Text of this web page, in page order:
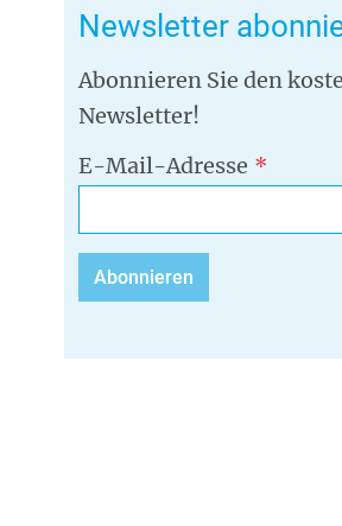
Newsletter
Abonnieren Sie den
Newsletter!
E-Mail-Adresse